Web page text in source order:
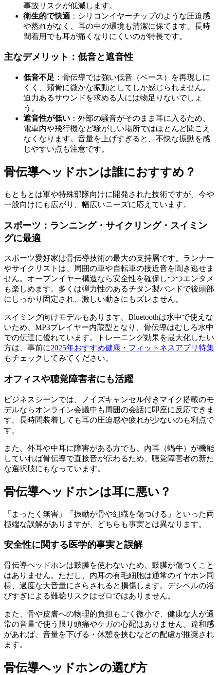
事故リスクが低減します。
衛生的で快適 ：シリコンイヤーチップのような圧迫感
や蒸れがなく、耳の中の環境も清潔に保てます。長時
間着用でも耳が痛くなりにくいのが特長です。
主なデメリット：低音と遮音性
低音不足 ：骨伝導では強い低音（ベース）を再現しに
くく、頬骨に微かな振動としてしか感じられません。
迫力あるサウンドを求める人には物足りないでしょ
う。
遮音性が低い ：外部の騒音がそのまま耳に入るため、
電車内や飛行機など騒がしい場所ではほとんど聞こえ
なくなります。音量を上げすぎると、不快な振動を感
じやすい点も注意です。
骨伝導ヘッドホンは誰におすすめ？
もともとは軍や特殊部隊向けに開発された技術ですが、今や
一般向けにも広がり、幅広いニーズに応えています。
スポーツ：ランニング・サイクリング・スイミン
グに最適
スポーツ愛好家は骨伝導技術の最大の支持層です。ランナー
やサイクリストは、周囲の車や自転車の接近音を聞き逃せま
せん。オープンイヤー構造なら安全性を確保しつつエンタメ
も楽しめます。多くは弾力性のあるチタン製バンドで後頭部
にしっかり固定され、激しい動きにもズレません。
スイミング向けモデルもあります。Bluetoothは水中で使えな
いため、MP3プレイヤー内蔵型となり、骨伝導はむしろ水中
での伝達に優れています。トレーニング効果を最大化したい
方は、事前に2025年おすすめ健康・フィットネスアプリ特集
もチェックしてみてください。
オフィスや聴覚障害者にも活躍
ビジネスシーンでは、ノイズキャンセル付きマイク搭載のモ
デルならオンライン会議中も周囲の会話に即座に反応できま
す。長時間装着しても耳の圧迫感や疲れが少ないのも利点で
す。
また、外耳や中耳に障害がある方でも、内耳（蝸牛）が機能
していれば骨伝導で直接音が伝わるため、聴覚障害者の新た
な選択肢にもなっています。
骨伝導ヘッドホンは耳に悪い？
「まったく無害」「振動が骨や組織を傷つける」といった両
極端な誤解がありますが、どちらも事実とは異なります。
安全性に関する医学的事実と誤解
骨伝導ヘッドホンは鼓膜を使わないため、鼓膜が傷つくこと
はありません。ただし、内耳の有毛細胞は通常のイヤホン同
様、過度な大音量にさらされると損傷します。デシベルの浴
びすぎによる難聴リスクはゼロではありません。
また、骨や皮膚への物理的負担もごく微小で、健康な人が通
常の音量で使う限り頭痛やケガの心配はありません。違和感
があれば、音量を下げる・休憩を挟むなどの配慮が推奨され
ます。
骨伝導ヘッドホンの選び方